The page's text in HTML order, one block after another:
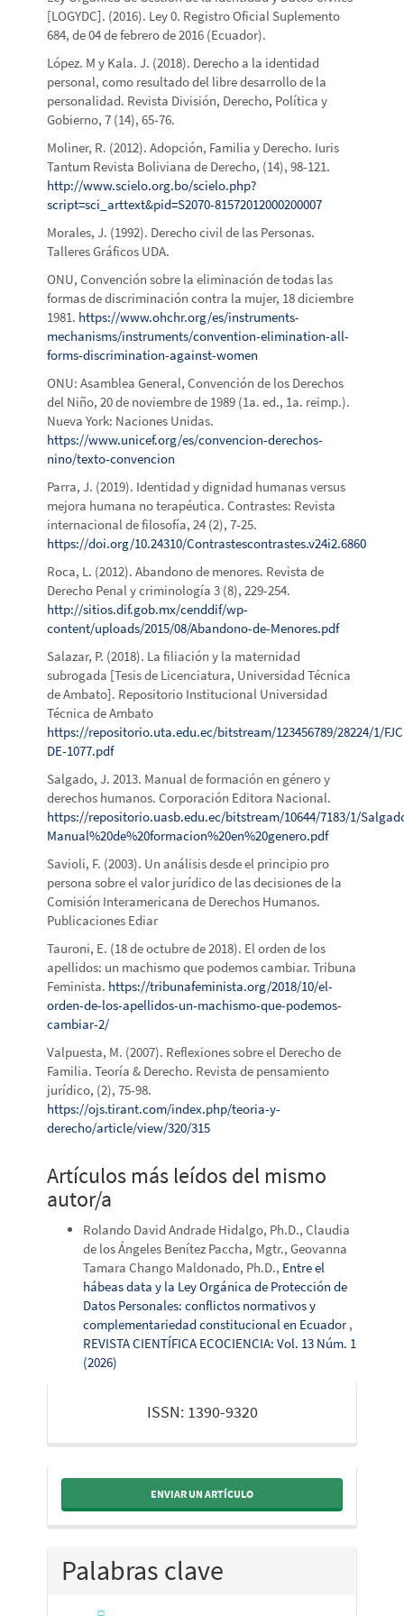
[LOGYDC]. (2016). Ley 0. Registro Oficial Suplemento
684, de 04 de febrero de 2016 (Ecuador).
López. M y Kala. J. (2018). Derecho a la identidad
personal, como resultado del libre desarrollo de la
personalidad. Revista División, Derecho, Política y
Gobierno, 7 (14), 65-76.
Moliner, R. (2012). Adopción, Familia y Derecho. Iuris
Tantum Revista Boliviana de Derecho, (14), 98-121.
http://www.scielo.org.bo/scielo.php?
script=sci_arttext&pid=S2070-81572012000200007
Morales, J. (1992). Derecho civil de las Personas.
Talleres Gráficos UDA.
ONU, Convención sobre la eliminación de todas las
formas de discriminación contra la mujer, 18 diciembre
1981. https://www.ohchr.org/es/instruments-
mechanisms/instruments/convention-elimination-all-
forms-discrimination-against-women
ONU: Asamblea General, Convención de los Derechos
del Niño, 20 de noviembre de 1989 (1a. ed., 1a. reimp.).
Nueva York: Naciones Unidas.
https://www.unicef.org/es/convencion-derechos-
nino/texto-convencion
Parra, J. (2019). Identidad y dignidad humanas versus
mejora humana no terapéutica. Contrastes: Revista
internacional de filosofía, 24 (2), 7-25.
https://doi.org/10.24310/Contrastescontrastes.v24i2.6860
Roca, L. (2012). Abandono de menores. Revista de
Derecho Penal y criminología 3 (8), 229-254.
http://sitios.dif.gob.mx/cenddif/wp-
content/uploads/2015/08/Abandono-de-Menores.pdf
Salazar, P. (2018). La filiación y la maternidad
subrogada [Tesis de Licenciatura, Universidad Técnica
de Ambato]. Repositorio Institucional Universidad
Técnica de Ambato
https://repositorio.uta.edu.ec/bitstream/123456789/28224/1/
DE-1077.pdf
Salgado, J. 2013. Manual de formación en género y
derechos humanos. Corporación Editora Nacional.
https://repositorio.uasb.edu.ec/bitstream/10644/7183/1/
Manual%20de%20formacion%20en%20genero.pdf
Savioli, F. (2003). Un análisis desde el principio pro
persona sobre el valor jurídico de las decisiones de la
Comisión Interamericana de Derechos Humanos.
Publicaciones Ediar
Tauroni, E. (18 de octubre de 2018). El orden de los
apellidos: un machismo que podemos cambiar. Tribuna
Feminista. https://tribunafeminista.org/2018/10/el-
orden-de-los-apellidos-un-machismo-que-podemos-
cambiar-2/
Valpuesta, M. (2007). Reflexiones sobre el Derecho de
Familia. Teoría & Derecho. Revista de pensamiento
jurídico, (2), 75-98.
https://ojs.tirant.com/index.php/teoria-y-
derecho/article/view/320/315
Artículos más leídos del mismo
autor/a
Rolando David Andrade Hidalgo, Ph.D., Claudia
de los Ángeles Benítez Paccha, Mgtr., Geovanna
Tamara Chango Maldonado, Ph.D., Entre el
hábeas data y la Ley Orgánica de Protección de
Datos Personales: conflictos normativos y
complementariedad constitucional en Ecuador,
REVISTA CIENTÍFICA ECOCIENCIA: Vol. 13 Núm. 1
(2026)
ISSN: 1390-9320
ENVIAR UN ARTÍCULO
Palabras clave